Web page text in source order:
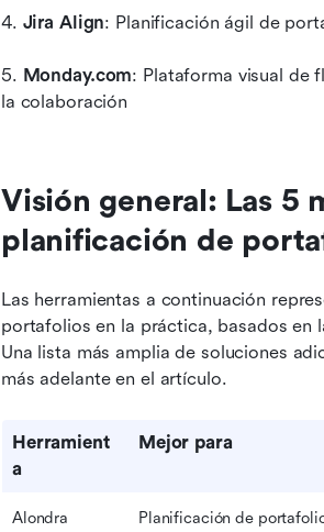
4. Jira Align: Planificación ágil de
5. Monday.com: Plataforma visual de
la colaboración
Visión general: Las 5
planificación de
Las herramientas a continuación
portafolios en la práctica, basados en
Una lista más amplia de soluciones
más adelante en el artículo.
Herramient
a
Mejor para
Alondra
Planificación de